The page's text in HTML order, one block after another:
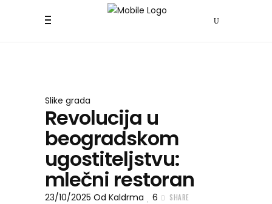
Slike grada
Revolucija u
beogradskom
ugostiteljstvu:
mlečni restoran
23/10/2025 Od Kaldrma 6 SHARE